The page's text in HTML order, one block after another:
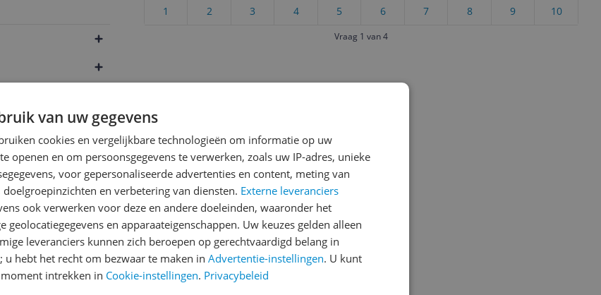
10
9
8
7
6
5
4
3
2
1
Vraag 1 van 4
van uw gegevens
cookies en vergelijkbare technologieën om informatie op uw
openen en om persoonsgegevens te verwerken, zoals uw IP-adres, unieke
voor gepersonaliseerde advertenties en content, meting van
en verbetering van diensten. Externe leveranciers
ook verwerken voor deze en andere doeleinden, waaronder het
geolocatiegegevens en apparaateigenschappen. Uw keuzes gelden alleen
leveranciers kunnen zich beroepen op gerechtvaardigd belang in
u hebt het recht om bezwaar te maken in Advertentie-instellingen. U kunt
intrekken in Cookie-instellingen. Privacybeleid